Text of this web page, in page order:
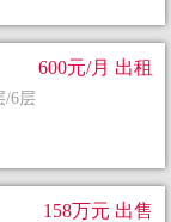
/6层
600元/月 出租
158万元 出售